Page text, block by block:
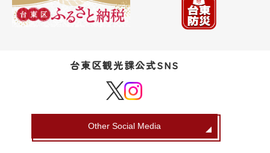
台東区観光課公式SNS
Other Social Media